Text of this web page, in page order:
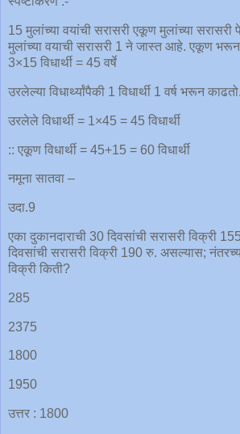
15 मुलांच्या वयांची सरासरी एकूण मुलांच्या सरासरी
मुलांच्या वयाची सरासरी 1 ने जास्त आहे. एकूण भरून
3×15 विधार्थी = 45 वर्षे
उरलेल्या विधार्थ्यांपैकी 1 विधार्थी 1 वर्ष भरून काढतो.
उरलेले विधार्थी = 1×45 = 45 विधार्थी
:: एकूण विधार्थी = 45+15 = 60 विधार्थी
नमूना सातवा –
उदा.9
एका दुकानदाराची 30 दिवसांची सरासरी विक्री
दिवसांची सरासरी विक्री 190 रु. असल्यास;
विक्री किती?
285
2375
1800
1950
उत्तर : 1800